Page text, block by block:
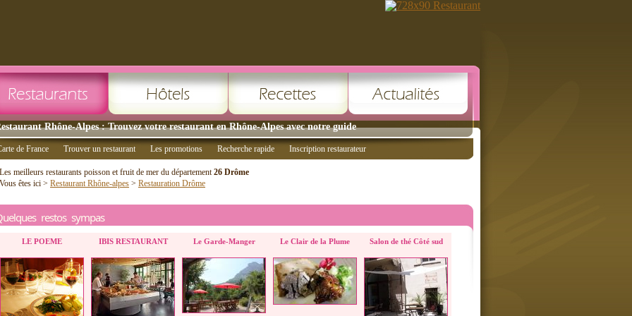
Rhône-Alpes : Trouvez votre restaurant en Rhône-Alpes avec notre guide
de France Trouver un restaurant Les promotions Recherche rapide Inscription restaurateur
Les meilleurs restaurants poisson et fruit de mer du département26 Drôme
Vous êtes ici > Restaurant Rhône-alpes > Restauration Drôme
restos sympas
LE POEME IBIS RESTAURANT Le Garde-Manger Le Clair de la Plume Salon de thé Côté sud